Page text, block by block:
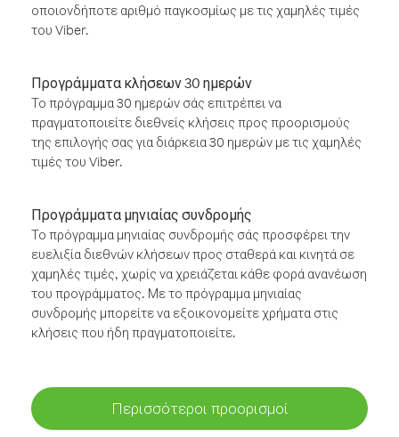
οποιονδήποτε αριθμό παγκοσμίως με τις χαμηλές τιμές
του Viber.
Προγράμματα κλήσεων 30 ημερών
Το πρόγραμμα 30 ημερών σάς επιτρέπει να
πραγματοποιείτε διεθνείς κλήσεις προς προορισμούς
της επιλογής σας για διάρκεια 30 ημερών με τις χαμηλές
τιμές του Viber.
Προγράμματα μηνιαίας συνδρομής
Το πρόγραμμα μηνιαίας συνδρομής σάς προσφέρει την
ευελιξία διεθνών κλήσεων προς σταθερά και κινητά σε
χαμηλές τιμές, χωρίς να χρειάζεται κάθε φορά ανανέωση
του προγράμματος. Με το πρόγραμμα μηνιαίας
συνδρομής μπορείτε να εξοικονομείτε χρήματα στις
κλήσεις που ήδη πραγματοποιείτε.
Περισσότεροι προορισμοί